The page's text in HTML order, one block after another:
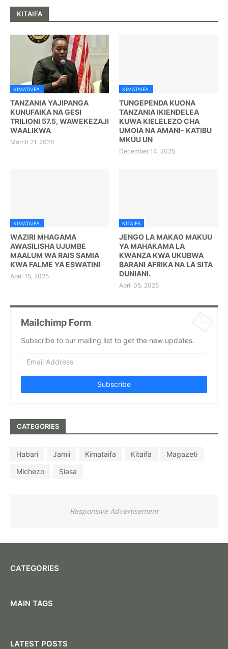
KITAIFA
KIMATAIFA.
TANZANIA YAJIPANGA
KUNUFAIKA NA GESI
TRILIONI 57.5, WAWEKEZAJI
WAALIKWA
March 21, 2026
KIMATAIFA.
TUNGEPENDA KUONA
TANZANIA IKIENDELEA
KUWA KIELELEZO CHA
UMOIA NA AMANI- KATIBU
MKUU UN
December 14, 2025
KIMATAIFA.
WAZIRI MHAGAMA
AWASILISHA UJUMBE
MAALUM WA RAIS SAMIA
KWA FALME YA ESWATINI
April 15, 2025
KITAIFA
JENGO LA MAKAO MAKUU
YA MAHAKAMA LA
KWANZA KWA UKUBWA
BARANI AFRIKA NA LA SITA
DUNIANI.
April 05, 2025
Mailchimp Form
Subscribe to our mailing list to get the new updates.
CATEGORIES
Habari Jamii Kimataifa Kitaifa
Magazeti
Michezo
Siasa
Responsive Advertisement
CATEGORIES
MAIN TAGS
LATEST POSTS